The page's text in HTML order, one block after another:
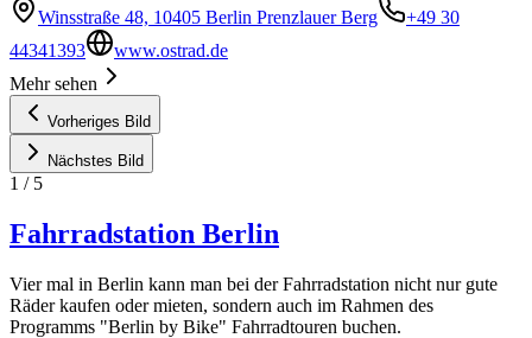
Winsstraße 48, 10405 Berlin Prenzlauer Berg
+49 30
44341393
www.ostrad.de
Mehr sehen
Vorheriges Bild
Nächstes Bild
1 / 5
Fahrradstation Berlin
Vier mal in Berlin kann man bei der Fahrradstation nicht nur gute
Räder kaufen oder mieten, sondern auch im Rahmen des
Programms "Berlin by Bike" Fahrradtouren buchen.